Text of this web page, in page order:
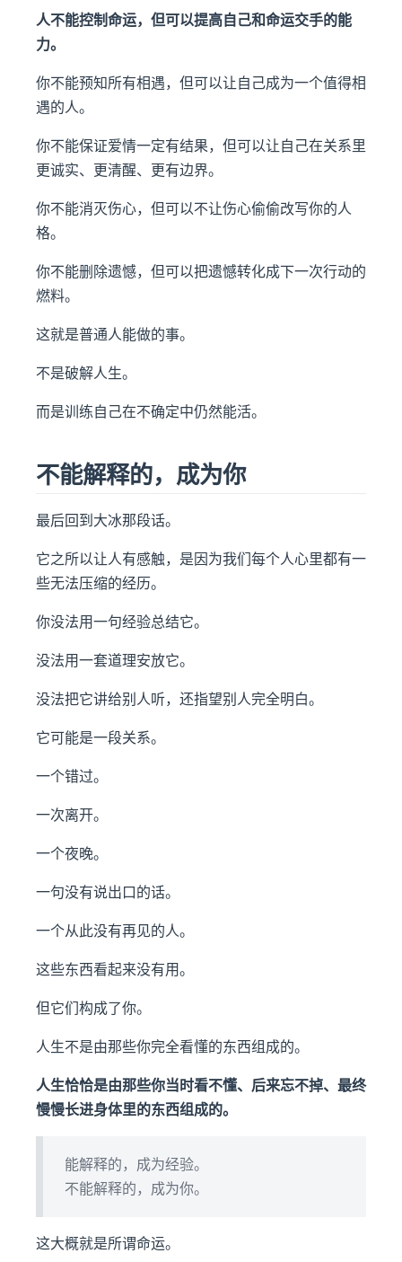
人不能控制命运，但可以提高自己和命运交手的能
力。
你不能预知所有相遇，但可以让自己成为一个值得相
遇的人。
你不能保证爱情一定有结果，但可以让自己在关系里
更诚实、更清醒、更有边界。
你不能消灭伤心，但可以不让伤心偷偷改写你的人
格。
你不能删除遗憾，但可以把遗憾转化成下一次行动的
燃料。
这就是普通人能做的事。
不是破解人生。
而是训练自己在不确定中仍然能活。
不能解释的，成为你
最后回到大冰那段话。
它之所以让人有感触，是因为我们每个人心里都有一
些无法压缩的经历。
你没法用一句经验总结它。
没法用一套道理安放它。
没法把它讲给别人听，还指望别人完全明白。
它可能是一段关系。
一个错过。
一次离开。
一个夜晚。
一句没有说出口的话。
一个从此没有再见的人。
这些东西看起来没有用。
但它们构成了你。
人生不是由那些你完全看懂的东西组成的。
人生恰恰是由那些你当时看不懂、后来忘不掉、最终
慢慢长进身体里的东西组成的。
能解释的，成为经验。
不能解释的，成为你。
这大概就是所谓命运。